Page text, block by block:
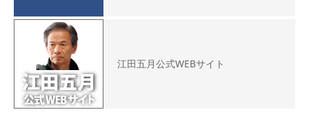
江田五月公式WEBサイト